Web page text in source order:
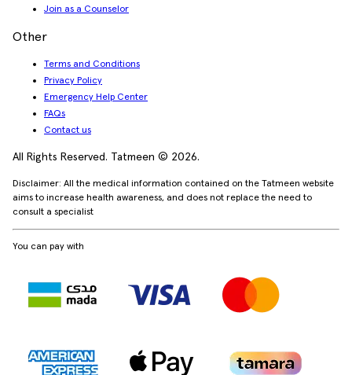
Join as a Counselor
Other
Terms and Conditions
Privacy Policy
Emergency Help Center
FAQs
Contact us
All Rights Reserved. Tatmeen © 2026.
Disclaimer: All the medical information contained on the Tatmeen website
aims to increase health awareness, and does not replace the need to
consult a specialist
You can pay with